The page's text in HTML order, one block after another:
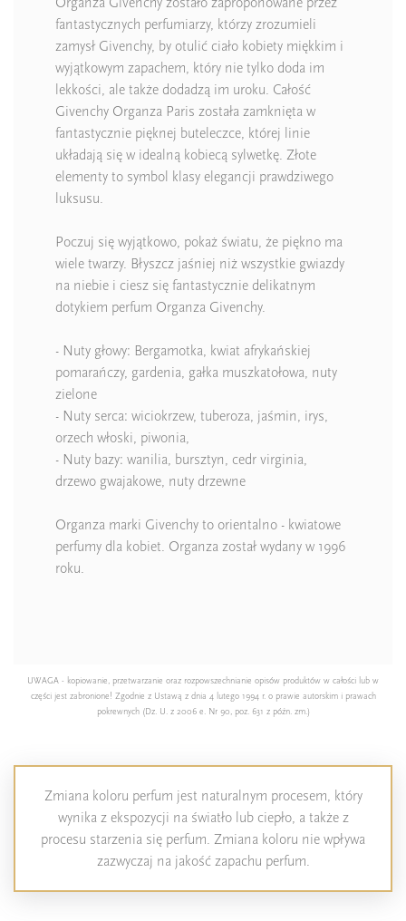
fantastycznych perfumiarzy, którzy zrozumieli
zamysł Givenchy, by otulić ciało kobiety miękkim i
wyjątkowym zapachem, który nie tylko doda im
lekkości, ale także dodadzą im uroku. Całość
Givenchy Organza Paris została zamknięta w
fantastycznie pięknej buteleczce, której linie
układają się w idealną kobiecą sylwetkę. Złote
elementy to symbol klasy elegancji prawdziwego
luksusu.
Poczuj się wyjątkowo, pokaż światu, że piękno ma
wiele twarzy. Błyszcz jaśniej niż wszystkie gwiazdy
na niebie i ciesz się fantastycznie delikatnym
dotykiem perfum Organza Givenchy.
- Nuty głowy: Bergamotka, kwiat afrykańskiej
pomarańczy, gardenia, gałka muszkatołowa, nuty
zielone
- Nuty serca: wiciokrzew, tuberoza, jaśmin, irys,
orzech włoski, piwonia,
- Nuty bazy: wanilia, bursztyn, cedr virginia,
drzewo gwajakowe, nuty drzewne
Organza marki Givenchy to orientalno - kwiatowe
perfumy dla kobiet. Organza został wydany w 1996
roku.
UWAGA - kopiowanie, przetwarzanie oraz rozpowszechnianie opisów produktów w całości lub w
części jest zabronione! Zgodnie z Ustawą z dnia 4 lutego 1994 r. o prawie autorskim i prawach
pokrewnych (Dz. U. z 2006 e. Nr 90, poz. 631 z późn. zm.)
Zmiana koloru perfum jest naturalnym procesem, który
wynika z ekspozycji na światło lub ciepło, a także z
procesu starzenia się perfum. Zmiana koloru nie wpływa
zazwyczaj na jakość zapachu perfum.